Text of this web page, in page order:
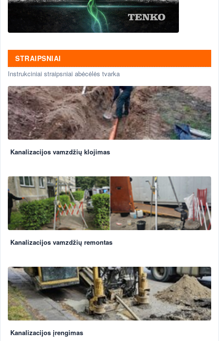
STRAIPSNIAI
Instrukciniai straipsniai abėcėlės tvarka
Kanalizacijos vamzdžių klojimas
Kanalizacijos vamzdžių remontas
Kanalizacijos įrengimas